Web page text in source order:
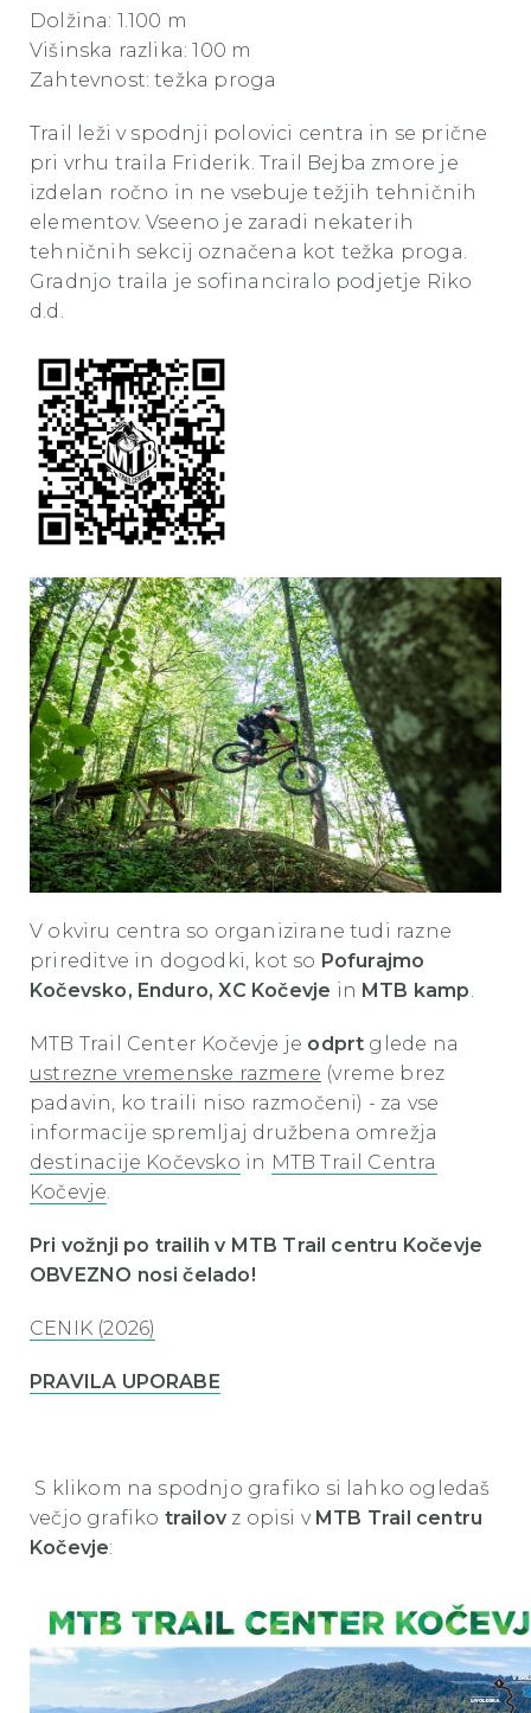
Dolžina: 1.100 m
Višinska razlika: 100 m
Zahtevnost: težka proga
Trail leži v spodnji polovici centra in se prične
pri vrhu traila Friderik. Trail Bejba zmore je
izdelan ročno in ne vsebuje težjih tehničnih
elementov. Vseeno je zaradi nekaterih
tehničnih sekcij označena kot težka proga.
Gradnjo traila je sofinanciralo podjetje Riko
d.d.
V okviru centra so organizirane tudi razne
prireditve in dogodki, kot so Pofurajmo
Kočevsko, Enduro, XC Kočevje in MTB kamp
MTB Trail Center Kočevje je odprt glede na
ustrezne vremenske razmere (vreme brez
padavin, ko traili niso razmočeni) - za vse
informacije spremljaj družbena omrežja
destinacije Kočevsko in MTB Trail Centra
Kočevje
Pri vožnji po trailih v MTB Trail centru Kočevje
OBVEZNO nosi čelado!
CENIK (2026)
PRAVILA UPORABE
S klikom na spodnjo grafiko si lahko ogledaš
večjo grafiko trailov z opisi v MTB Trail centru
Kočevje: